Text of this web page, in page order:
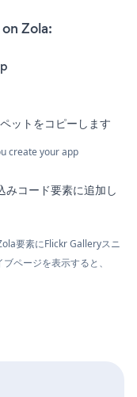
Zola:
ットをコピーします
create your app
コード要素に追加し
要素にFlickr Galleryスニ
ページを表示すると、